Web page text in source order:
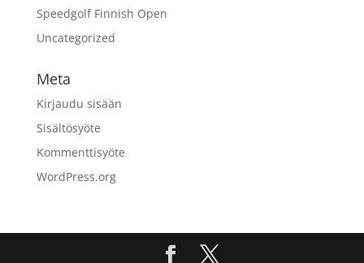
Speedgolf Finnish Open
Uncategorized
Meta
Kirjaudu sisään
Sisältösyöte
Kommenttisyöte
WordPress.org